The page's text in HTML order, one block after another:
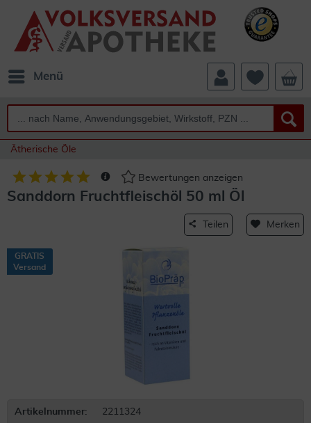
Menü
Ätherische Öle
Bewertungen anzeigen
Sanddorn Fruchtfleischöl 50 ml Öl
Teilen Merken
GRATIS
Versand
Artikelnummer:
2211324